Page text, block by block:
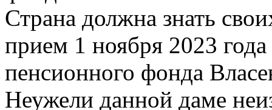
Страна должна знать
прием 1 ноября 2023
пенсионного фонда
Неужели данной даме